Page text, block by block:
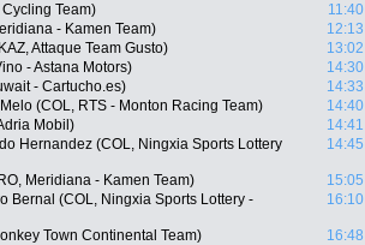
Team)
11:40
- Kamen Team)
12:13
Attaque Team Gusto)
13:02
- Astana Motors)
14:30
- Cartucho.es)
14:33
(COL, RTS - Monton Racing Team)
14:40
Mobil)
14:41
Hernandez (COL, Ningxia Sports Lottery
14:45
Meridiana - Kamen Team)
15:05
Bernal (COL, Ningxia Sports Lottery -
16:10
Town Continental Team)
16:48